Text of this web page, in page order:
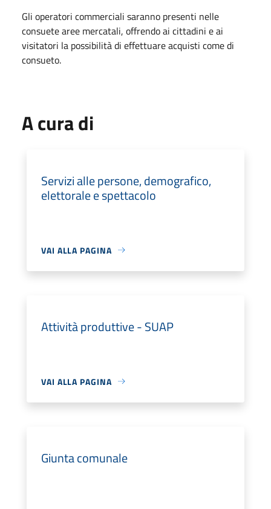
Gli operatori commerciali saranno presenti nelle
consuete aree mercatali, offrendo ai cittadini e ai
visitatori la possibilità di effettuare acquisti come di
consueto.
A cura di
Servizi alle persone, demografico,
elettorale e spettacolo
VAI ALLA PAGINA
Attività produttive - SUAP
VAI ALLA PAGINA
Giunta comunale